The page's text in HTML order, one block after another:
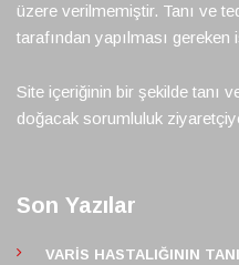
üzere verilmemiştir. Tanı ve
tarafından yapılması gereken
Site içeriğinin bir şekilde tanı
doğacak sorumluluk
Son Yazılar
VARIS HASTALIĞININ